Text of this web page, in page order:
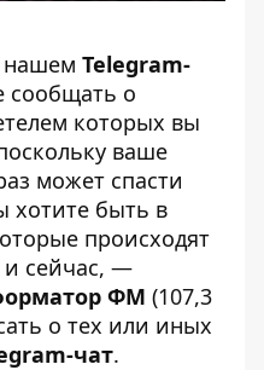
нашем Telegram-
сообщать о
которых вы
ваше
может спасти
хотите быть в
происходят
и сейчас, —
ФМ (107,3
о тех или иных
чат.